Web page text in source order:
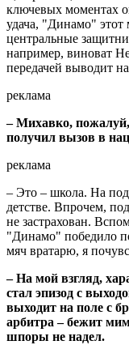
ключевых моментах
удача, "Динамо" этот
центральные
например, виноват
передачей выводит
реклама
– Михавко,
получил вызов в
реклама
– Это – школа. На
детстве. Впрочем,
не застрахован.
"Динамо" победило
мяч вратарю, я
– На мой взгляд,
стал эпизод с
выходит на поле с
арбитра – бежит
шпоры не надел.